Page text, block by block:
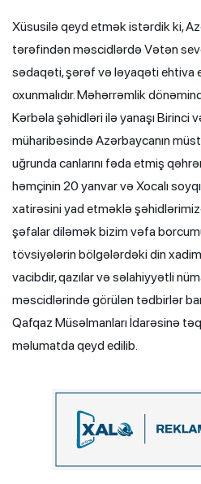
Xüsusilə qeyd etmək istərdik ki,
tərəfindən məscidlərdə Vətən
sədaqəti, şərəf və ləyaqəti ehtiva
oxunmalıdır. Məhərrəmlik
Kərbəla şəhidləri ilə yanaşı Birinci
müharibəsində Azərbaycanın
uğrunda canlarını fəda etmiş
həmçinin 20 yanvar və Xocalı
xatirəsini yad etməklə
şəfalar diləmək bizim vəfa
tövsiyələrin bölgələrdəki din
vacibdir, qazılar və səlahiyyətli
məscidlərində görülən tədbirlər
Qafqaz Müsəlmanları İdarəsinə
məlumatda qeyd edilib.